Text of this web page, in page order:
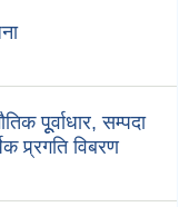
पूूर्वाधार, सम्पदा
प्र्रगति विबरण